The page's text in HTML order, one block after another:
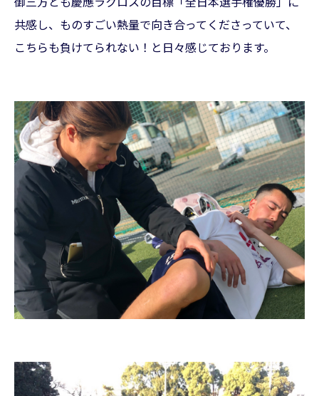
共感し、ものすごい熱量で向き合ってくださっていて、
こちらも負けてられない！と日々感じております。